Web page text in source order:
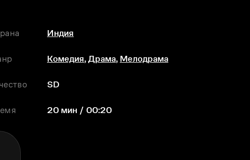
Индия
Комедия, Драма, Мелодрама
SD
20 мин / 00:20